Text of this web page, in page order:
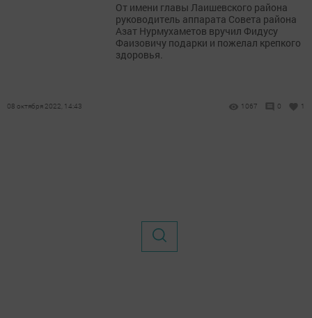
От имени главы Лаишевского района
руководитель аппарата Совета района
Азат Нурмухаметов вручил Фидусу
Фаизовичу подарки и пожелал крепкого
здоровья.
08 октября 2022, 14:43 1067 0 1